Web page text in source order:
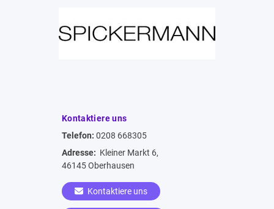
Kontaktiere uns
Telefon: 0208 668305
Adresse: Kleiner Markt 6,
46145 Oberhausen
Kontaktiere uns